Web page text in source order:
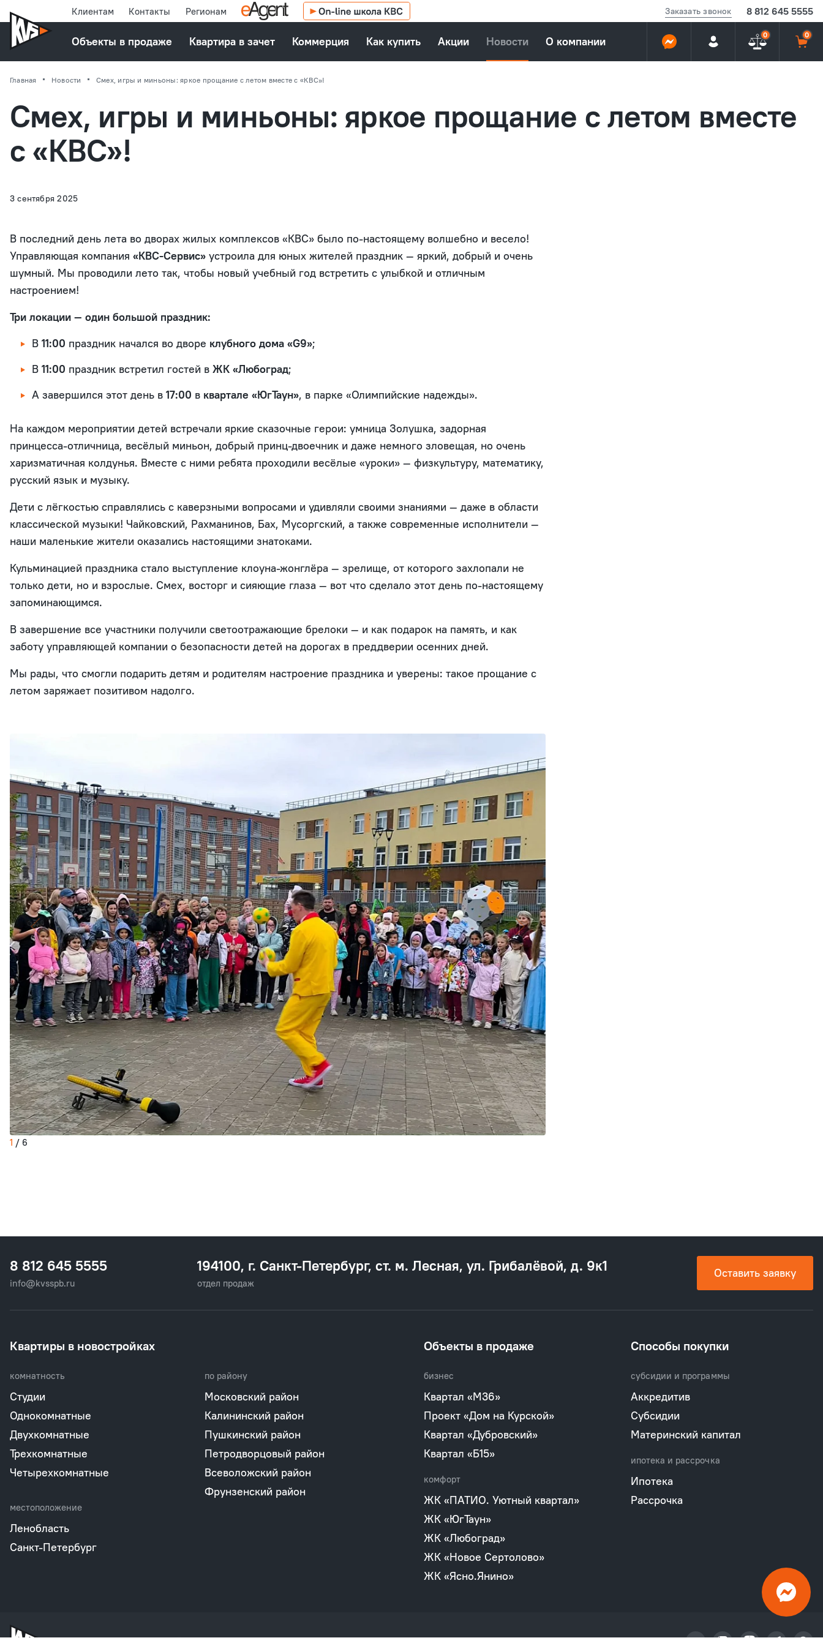
Клиентам Контакты Регионам Заказать звонок 8 812 645 5555
Объекты в продаже Квартира в зачет Коммерция Как купить Акции Новости О компании 0 0
Главная Новости Смех, игры и миньоны: яркое прощание с летом вместе с «КВС»!
Смех, игры и миньоны: яркое прощание с летом вместе
с «КВС»!
3 сентября 2025
В последний день лета во дворах жилых комплексов «КВС» было по-настоящему волшебно и весело!
Управляющая компания «КВС-Сервис» устроила для юных жителей праздник — яркий, добрый и очень
шумный. Мы проводили лето так, чтобы новый учебный год встретить с улыбкой и отличным
настроением!
Три локации — один большой праздник:
В 11:00 праздник начался во дворе клубного дома «G9»;
В 11:00 праздник встретил гостей в ЖК «Любоград;
А завершился этот день в 17:00 в квартале «ЮгТаун», в парке «Олимпийские надежды».
На каждом мероприятии детей встречали яркие сказочные герои: умница Золушка, задорная
принцесса-отличница, весёлый миньон, добрый принц-двоечник и даже немного зловещая, но очень
харизматичная колдунья. Вместе с ними ребята проходили весёлые «уроки» — физкультуру, математику,
русский язык и музыку.
Дети с лёгкостью справлялись с каверзными вопросами и удивляли своими знаниями — даже в области
классической музыки! Чайковский, Рахманинов, Бах, Мусоргский, а также современные исполнители —
наши маленькие жители оказались настоящими знатоками.
Кульминацией праздника стало выступление клоуна-жонглёра — зрелище, от которого захлопали не
только дети, но и взрослые. Смех, восторг и сияющие глаза — вот что сделало этот день по-настоящему
запоминающимся.
В завершение все участники получили светоотражающие брелоки — и как подарок на память, и как
заботу управляющей компании о безопасности детей на дорогах в преддверии осенних дней.
Мы рады, что смогли подарить детям и родителям настроение праздника и уверены: такое прощание с
летом заряжает позитивом надолго.
1 / 6
8 812 645 5555
info@kvsspb.ru
194100, г. Санкт‐Петербург, ст. м. Лесная, ул. Грибалёвой, д. 9к1
отдел продаж
Оставить заявку
Квартиры в новостройках
комнатность
Студии
Однокомнатные
Двухкомнатные
Трехкомнатные
Четырехкомнатные
местоположение
Ленобласть
Санкт-Петербург
по району
Московский район
Калининский район
Пушкинский район
Петродворцовый район
Всеволожский район
Фрунзенский район
Объекты в продаже
бизнес
Квартал «М36»
Проект «Дом на Курской»
Квартал «Дубровский»
Квартал «Б15»
комфорт
ЖК «ПАТИО. Уютный квартал»
ЖК «ЮгТаун»
ЖК «Любоград»
ЖК «Новое Сертолово»
ЖК «Ясно.Янино»
Способы покупки
субсидии и программы
Аккредитив
Субсидии
Материнский капитал
ипотека и рассрочка
Ипотека
Рассрочка
2026, Группа компаний «КВС» Политика персональных данныхИнформация правового характера